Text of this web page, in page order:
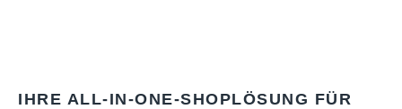
IHRE ALL-IN-ONE-SHOPLÖSUNG FÜR